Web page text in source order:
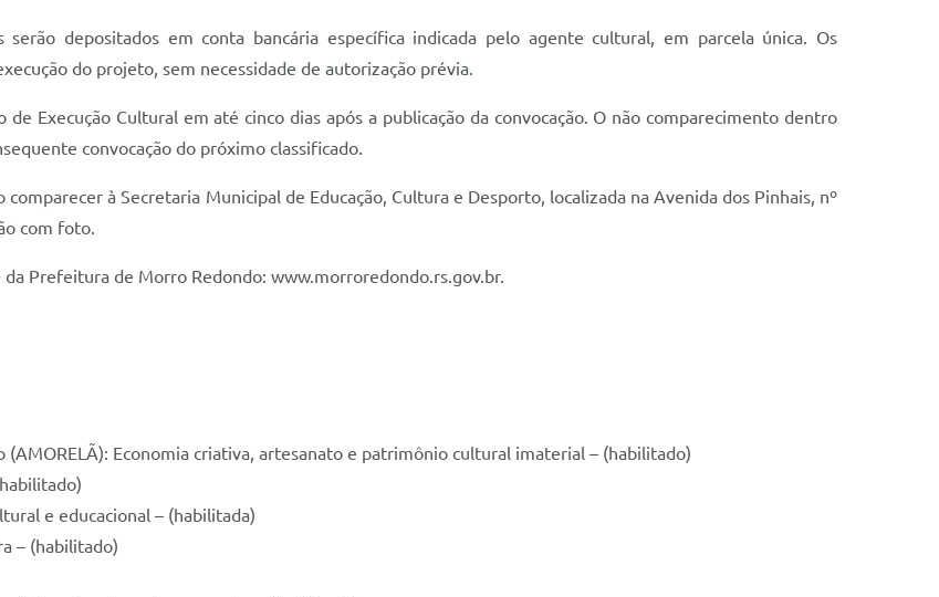
depositados em conta bancária específica indicada pelo agente cultural, em parcela única. Os
do projeto, sem necessidade de autorização prévia.
Execução Cultural em até cinco dias após a publicação da convocação. O não comparecimento dentro
convocação do próximo classificado.
à Secretaria Municipal de Educação, Cultura e Desporto, localizada na Avenida dos Pinhais, nº
com foto.
Prefeitura de Morro Redondo: www.morroredondo.rs.gov.br.
(AMORELÃ): Economia criativa, artesanato e patrimônio cultural imaterial – (habilitado)
e educacional – (habilitada)
– (habilitado)